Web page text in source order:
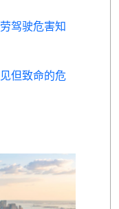
驾驶危害知
但致命的危